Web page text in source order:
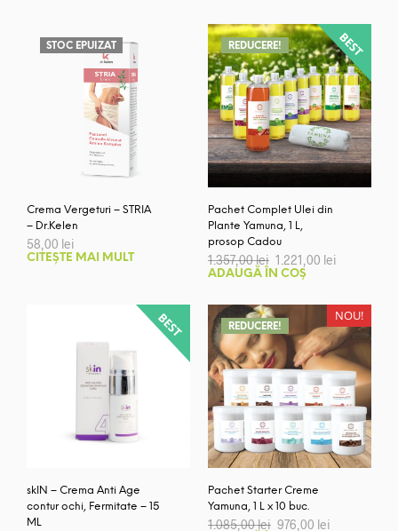
160,61 lei.
STOC EPUIZAT
Crema Vergeturi – STRIA
– Dr.Kelen
58,00 lei
CITEȘTE MAI MULT
REDUCERE!
Pachet Complet Ulei din
Plante Yamuna, 1 L,
prosop Cadou
1.357,00lei Prețul
inițial
1.357,00 lei.
1.221,00 lei
ADAUGĂ ÎN COȘ
skIN – Crema Anti Age
contur ochi, Fermitate – 15
ML
NOU!
REDUCERE!
Pachet Starter Creme
Yamuna, 1 L x 10 buc.
1.085,00lei Prețul
976,00 lei